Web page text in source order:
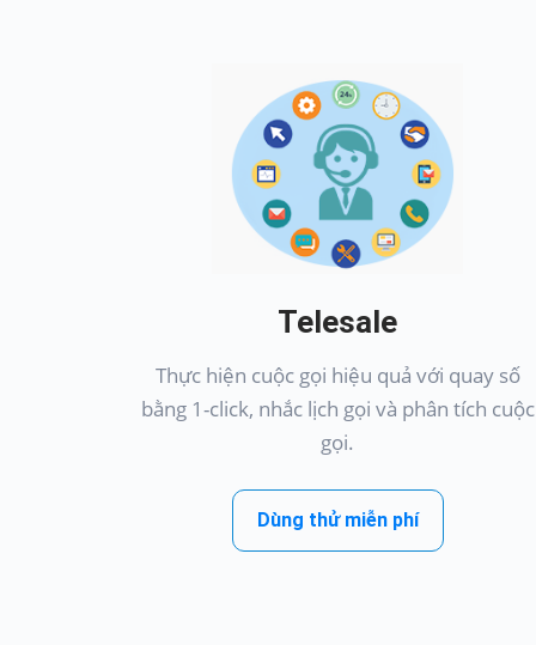
Telesale
Thực hiện cuộc gọi hiệu quả với quay số
bằng 1-click, nhắc lịch gọi và phân tích cuộc
gọi.
Dùng thử miễn phí